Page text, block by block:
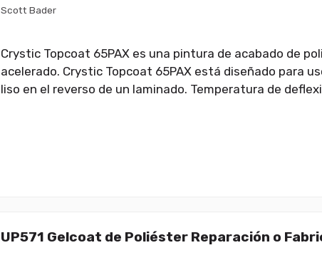
Scott Bader
Crystic Topcoat 65PAX es una pintura de acabado de
acelerado. Crystic Topcoat 65PAX está diseñado para
liso en el reverso de un laminado. Temperatura de
UP571 Gelcoat de Poliéster Reparación o